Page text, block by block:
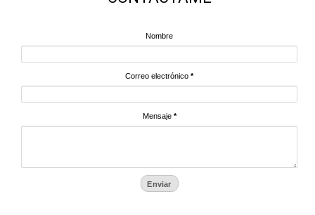
Nombre
Correo electrónico *
Mensaje *